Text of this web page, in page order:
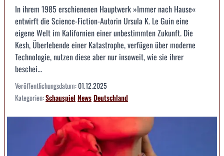
In ihrem 1985 erschienenen Hauptwerk »Immer nach Hause«
entwirft die Science-Fiction-Autorin Ursula K. Le Guin eine
eigene Welt im Kalifornien einer unbestimmten Zukunft. Die
Kesh, Überlebende einer Katastrophe, verfügen über moderne
Technologie, nutzen diese aber nur insoweit, wie sie ihrer
beschei...
Veröffentlichungsdatum:01.12.2025
Kategorien:Schauspiel NewsDeutschland